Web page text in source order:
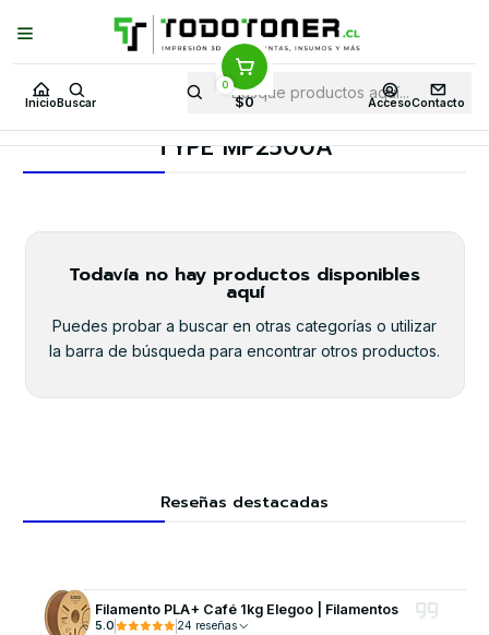
Inicio Buscar
0
$0 AccesoContacto
Puedes Elegir: Comprar enTienda· Despachoa Todo Chile · Retiro en
Tienda en24 Horas
Inicio Toner y tambor Toner Alternativo RICOH Insumos RICOH
TYPE MP2500A
TYPE MP2500A
Todavía no hay productos disponibles
aquí
Puedes probar a buscar en otras categorías o utilizar
la barra de búsqueda para encontrar otros productos.
Reseñas destacadas
Filamento PLA+ Café 1kg Elegoo | Filamentos
5.0 24 reseñas